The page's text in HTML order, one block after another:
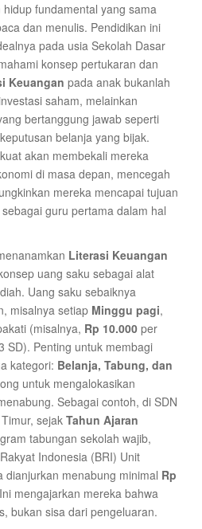
fundamental yang sama
dan menulis. Pendidikan ini
pada usia Sekolah Dasar
konsep pertukaran dan
Keuangan pada anak bukanlah
saham, melainkan
bertanggung jawab seperti
belanja yang bijak.
akan membekali mereka
di masa depan, mencegah
mereka mencapai tujuan
guru pertama dalam hal
Literasi Keuangan
uang saku sebagai alat
Uang saku sebaiknya
misalnya setiap Minggu pagi,
(misalnya, Rp 10.000 per
SD). Penting untuk membagi
kategori: Belanja, Tabung, dan
untuk mengalokasikan
Sebagai contoh, di SDN
sejakTahun Ajaran
tabungan sekolah wajib,
Indonesia (BRI) Unit
dianjurkan menabung minimal Rp
mengajarkan mereka bahwa
bukan sisa dari pengeluaran.